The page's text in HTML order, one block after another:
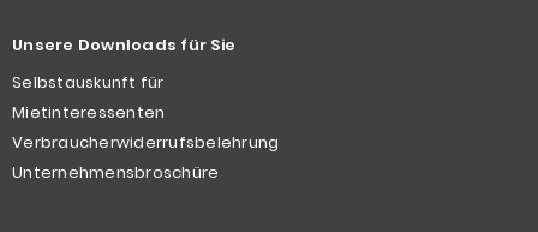
Unsere Downloads für Sie
Selbstauskunft für
Mietinteressenten
Verbraucherwiderrufsbelehrung
Unternehmensbroschüre